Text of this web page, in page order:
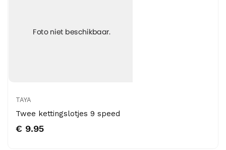
TAYA
Twee kettingslotjes 9 speed
€ 9.95